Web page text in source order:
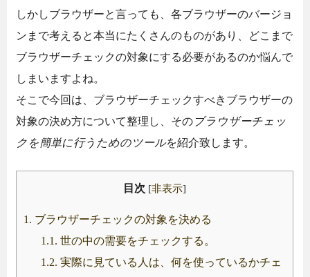
しかしブラウザーと言っても、各ブラウザーのバージョ
ンまで考えると本当にたくさんのものがあり、どこまで
ブラウザーチェックの対象にする必要があるのか悩んで
しまいますよね。
そこで今回は、ブラウザーチェックすべきブラウザーの
対象の決め方について整理し、そのブラウザーチェッ
クを簡単に行うためのツールを紹介致します。
目次 [非表示]
1. ブラウザーチェックの対象を決める
1.1. 世の中の需要をチェックする。
1.2. 実際に見ている人は、何を使っているかチェ